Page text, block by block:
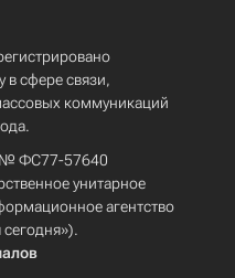
в сфере связи,
коммуникаций
№ ФС77-57640
унитарное
агентство